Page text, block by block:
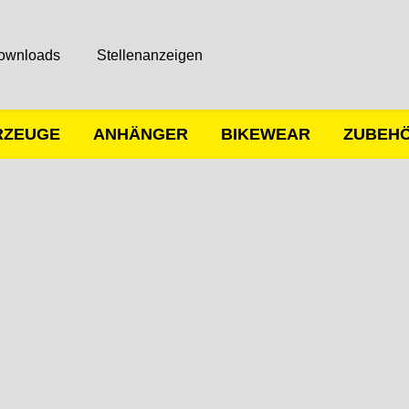
Stellenanzeigen
ANHÄNGER BIKEWEAR